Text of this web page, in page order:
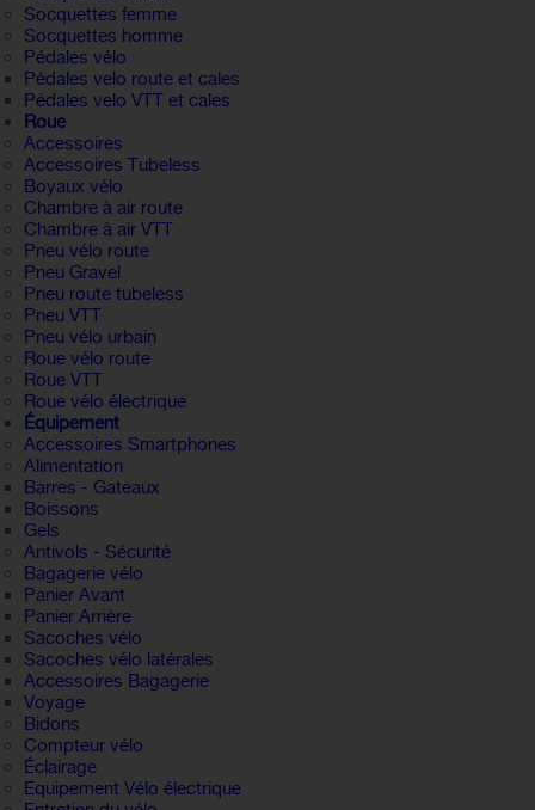
Socquettes femme
Socquettes homme
Pédales vélo
Pédales velo route et cales
Pédales velo VTT et cales
Roue
Accessoires
Accessoires Tubeless
Boyaux vélo
Chambre à air route
Chambre à air VTT
Pneu vélo route
Pneu Gravel
Pneu route tubeless
Pneu VTT
Pneu vélo urbain
Roue vélo route
Roue VTT
Roue vélo électrique
Équipement
Accessoires Smartphones
Alimentation
Barres - Gateaux
Boissons
Gels
Antivols - Sécurité
Bagagerie vélo
Panier Avant
Panier Arrière
Sacoches vélo
Sacoches vélo latérales
Accessoires Bagagerie
Voyage
Bidons
Compteur vélo
Éclairage
Equipement Vélo électrique